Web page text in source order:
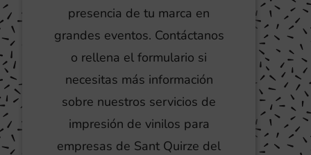
presencia de tu marca en
grandes eventos. Contáctanos
o rellena el formulario si
necesitas más información
sobre nuestros servicios de
impresión de vinilos para
empresas de Sant Quirze del